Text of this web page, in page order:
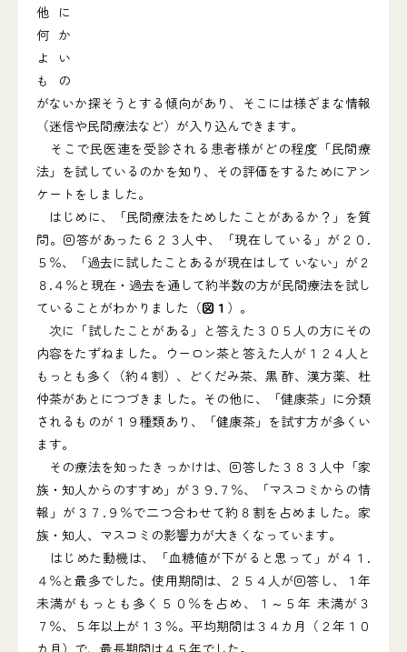
他に
何か
よい
もの
がないか探そうとする傾向があり、そこには様ざまな情報
（迷信や民間療法など）が入り込んできます。
そこで民医連を受診される患者様がどの程度「民間療
法」を試しているのかを知り、その評価をするためにアン
ケートをしました。
はじめに、「民間療法をためしたことがあるか？」を質
問。回答があった６２３人中、「現在している」が２０.
５％、「過去に試したことあるが現在はして いない」が２
８.４％と現在・過去を通して約半数の方が民間療法を試し
ていることがわかりました（図１ ）。
次に「試したことがある」と答えた３０５人の方にその
内容をたずねました。ウーロン茶と答えた人が１２４人と
もっとも多く（約４割）、どくだみ茶、黒 酢、漢方薬、杜
仲茶があとにつづきました。その他に、「健康茶」に分類
されるものが１９種類あり、「健康茶」を試す方が多くい
ます。
その療法を知ったきっかけは、回答した３８３人中「家
族・知人からのすすめ」が３９.７％、「マスコミからの情
報」が３７.９％で二つ合わせて約８割を占めました。家
族・知人、マスコミの影響力が大きくなっています。
はじめた動機は、「血糖値が下がると思って」が４１.
４％と最多でした。使用期間は、２５４人が回答し、１年
未満がもっとも多く５０％を占め、１～５年 未満が３
７％、５年以上が１３％。平均期間は３４カ月（２年１０
カ月）で、最長期間は４５年でした。